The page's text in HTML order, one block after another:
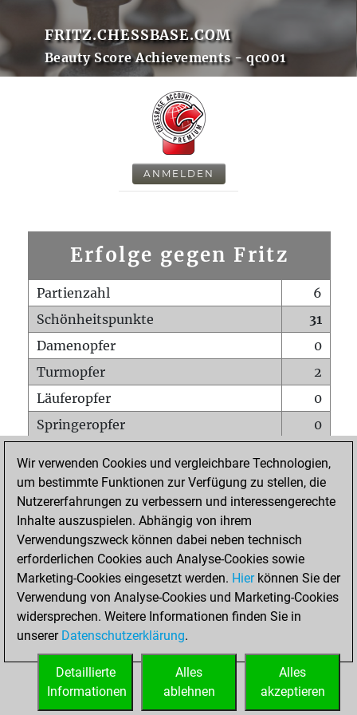
FRITZ.CHESSBASE.COM
Beauty Score Achievements - qc001
ANMELDEN
Erfolge gegen Fritz
Partienzahl
6
Schönheitspunkte
31
Damenopfer
0
Turmopfer
2
Läuferopfer
0
Springeropfer
0
Matt auf vollem Brett
0
Bauer setzt Matt
0
Erstickte Matts
Unterverwandlungen
Türme auf der siebten
0
STARTSEITE
Wir verwenden Cookies und vergleichbare Technologien,
um bestimmte Funktionen zur Verfügung zu stellen, die
Nutzererfahrungen zu verbessern und interessengerechte
Inhalte auszuspielen. Abhängig von ihrem
Verwendungszweck können dabei neben technisch
erforderlichen Cookies auch Analyse-Cookies sowie
Marketing-Cookies eingesetzt werden. Hierkönnen Sie der
Verwendung von Analyse-Cookies und Marketing-Cookies
widersprechen. Weitere Informationen finden Sie in
unserer Datenschutzerklärung.
Alles
akzeptieren
Alles
ablehnen
Detaillierte
Informationen